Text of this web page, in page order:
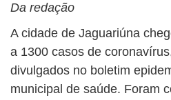
Da redação
A cidade de Jaguariúna
a 1300 casos de
divulgados no boletim
municipal de saúde. Foram